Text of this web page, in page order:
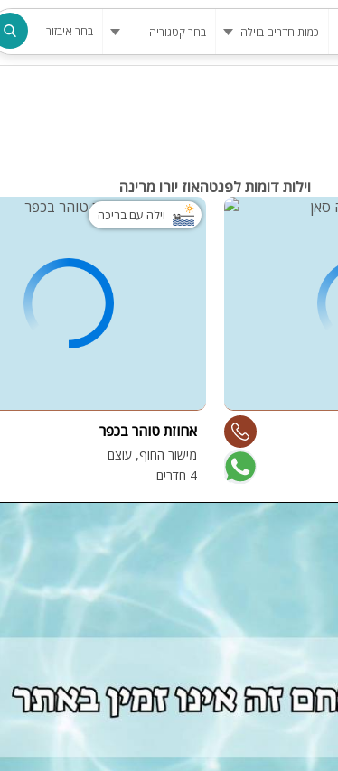
בחר איבזור
פינת מנגל
סאונה
גקוזי
פלייסטיישן
שולחן פוקר
גישה לנכים
בריכה מקורה
מרפסת
וילות דומות לפנטהאוז יורו מרינה
וילה עם בריכה
אחוזת טוהר בכפר
מישור החוף, עוצם
4 חדרים